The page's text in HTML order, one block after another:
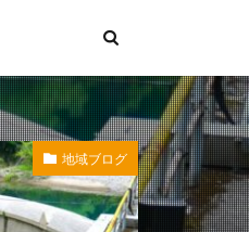
地域ブログ